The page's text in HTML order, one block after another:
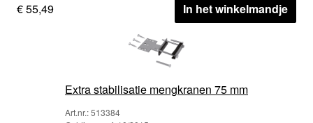
€ 55,49 In het winkelmandje
Extra stabilisatie mengkranen 75 mm
Art.nr.: 513384